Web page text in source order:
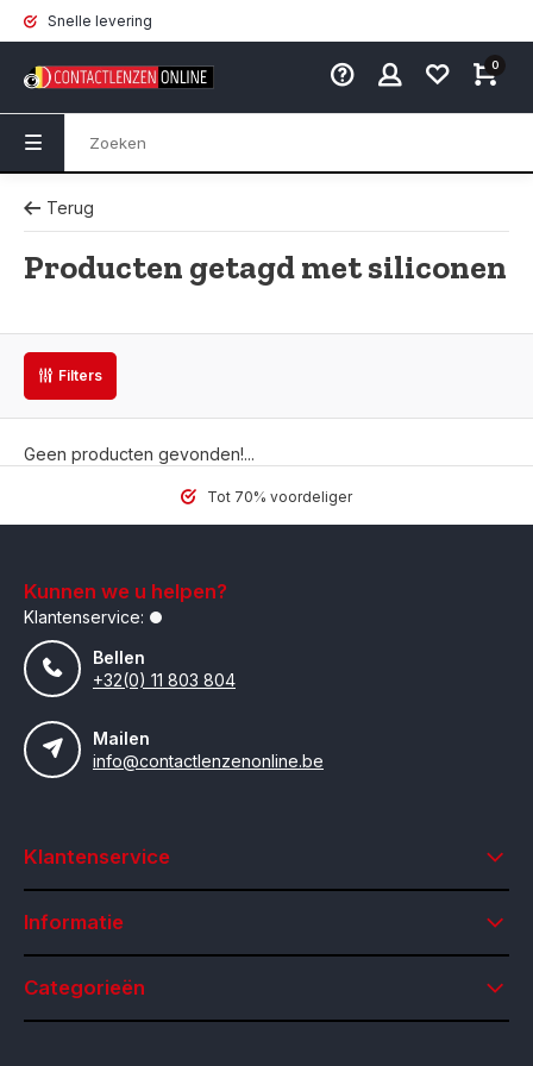
Snelle levering
0
Terug
Producten getagd met siliconen
Filters
Geen producten gevonden!...
Tot 70% voordeliger
Kunnen we u helpen?
Klantenservice:
Bellen
+32(0) 11 803 804
Mailen
info@contactlenzenonline.be
Klantenservice
Informatie
Categorieën